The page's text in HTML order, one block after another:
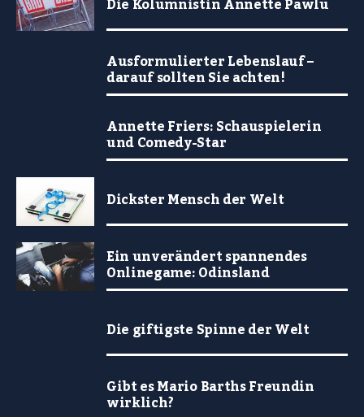
Ausformulierter Lebenslauf –
darauf sollten Sie achten!
Annette Friers: Schauspielerin
und Comedy-Star
Dickster Mensch der Welt
Ein unverändert spannendes
Onlinegame: Odinsland
Die giftigste Spinne der Welt
Gibt es Mario Barths Freundin
wirklich?